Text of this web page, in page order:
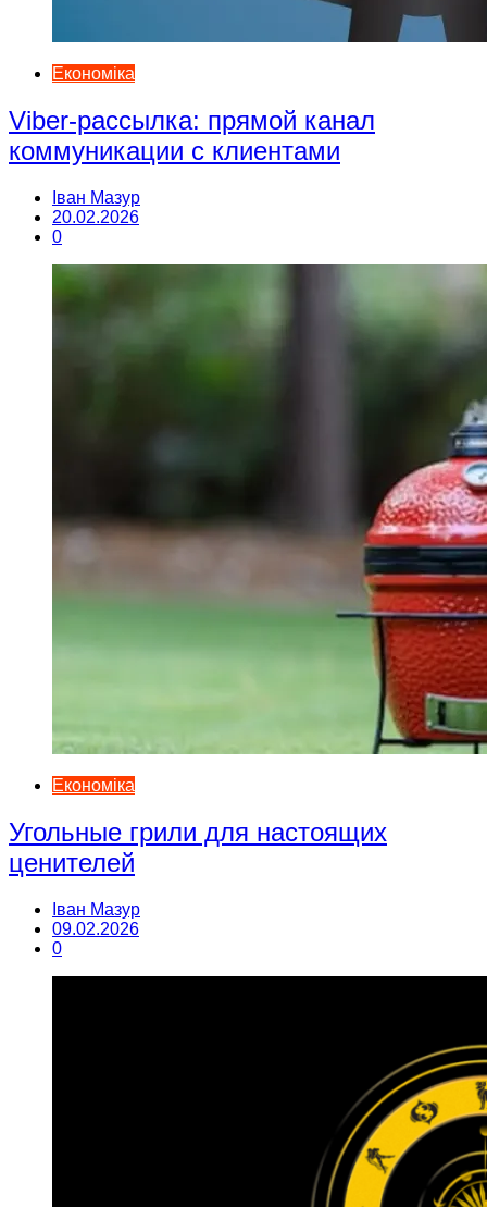
Економіка
Viber-рассылка: прямой канал
коммуникации с клиентами
Іван Мазур
20.02.2026
0
Економіка
Угольные грили для настоящих
ценителей
Іван Мазур
09.02.2026
0